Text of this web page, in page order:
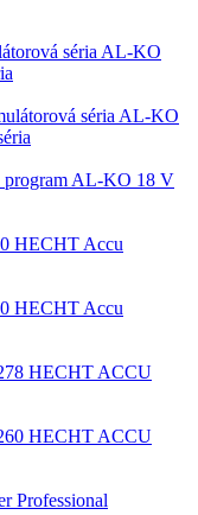
AL-KO
AL-KO
AL-KO 18 V
HECHT Accu
HECHT Accu
HECHT ACCU
HECHT ACCU
Professional